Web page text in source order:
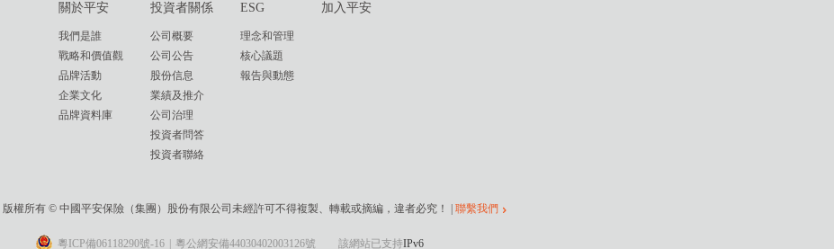
關於平安
我們是誰
戰略和價值觀
品牌活動
企業文化
品牌資料庫
投資者關係
公司概要
公司公告
股份信息
業績及推介
公司治理
投資者問答
投資者聯絡
ESG
理念和管理
核心議題
報告與動態
加入平安
| 版權所有 © 中國平安保險（集團）股份有限公司未經許可不得複製、轉載或摘編，違者必究！ | 聯繫我們
粵ICP備06118290號-16 粵公網安備44030402003126號 該網站已支持IPv6